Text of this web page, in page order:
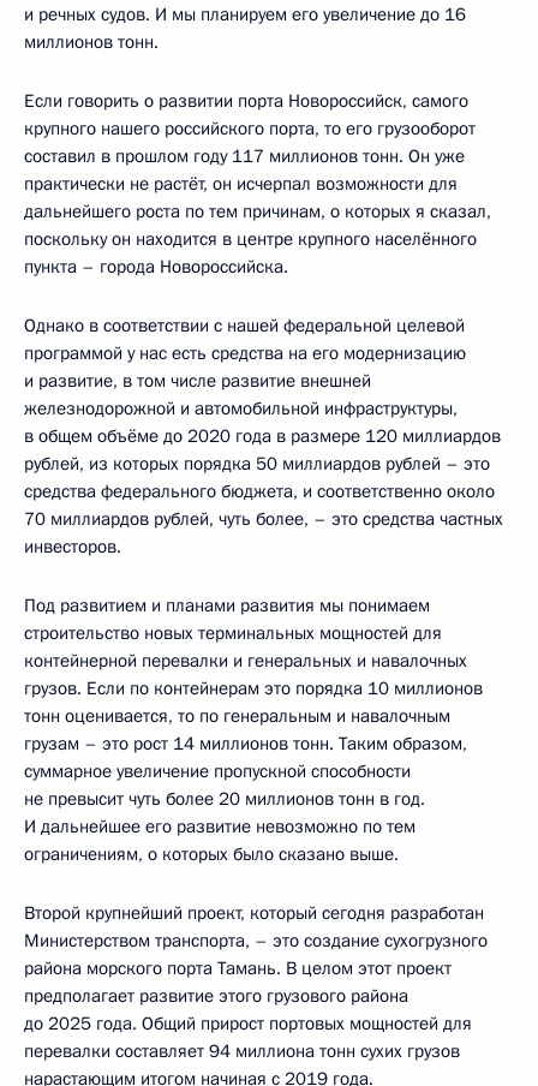
и речных судов. И мы планируем его увеличение до 16
миллионов тонн.
Если говорить о развитии порта Новороссийск, самого
крупного нашего российского порта, то его грузооборот
составил в прошлом году 117 миллионов тонн. Он уже
практически не растёт, он исчерпал возможности для
дальнейшего роста по тем причинам, о которых я сказал,
поскольку он находится в центре крупного населённого
пункта – города Новороссийска.
Однако в соответствии с нашей федеральной целевой
программой у нас есть средства на его модернизацию
и развитие, в том числе развитие внешней
железнодорожной и автомобильной инфраструктуры,
в общем объёме до 2020 года в размере 120 миллиардов
рублей, из которых порядка 50 миллиардов рублей – это
средства федерального бюджета, и соответственно около
70 миллиардов рублей, чуть более, – это средства частных
инвесторов.
Под развитием и планами развития мы понимаем
строительство новых терминальных мощностей для
контейнерной перевалки и генеральных и навалочных
грузов. Если по контейнерам это порядка 10 миллионов
тонн оценивается, то по генеральным и навалочным
грузам – это рост 14 миллионов тонн. Таким образом,
суммарное увеличение пропускной способности
не превысит чуть более 20 миллионов тонн в год.
И дальнейшее его развитие невозможно по тем
ограничениям, о которых было сказано выше.
Второй крупнейший проект, который сегодня разработан
Министерством транспорта, – это создание сухогрузного
района морского порта Тамань. В целом этот проект
предполагает развитие этого грузового района
до 2025 года. Общий прирост портовых мощностей для
перевалки составляет 94 миллиона тонн сухих грузов
нарастающим итогом начиная с 2019 года.